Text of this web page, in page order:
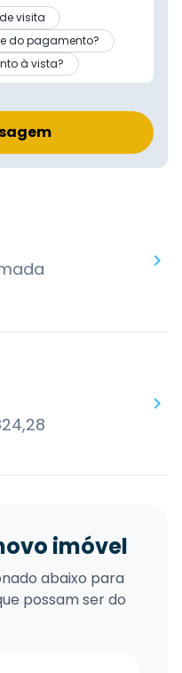
visita
do pagamento?
à vista?
imóvel
abaixo para
possam ser do